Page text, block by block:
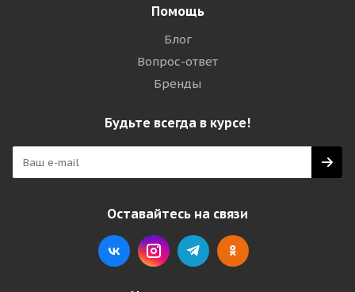
Помощь
Блог
Вопрос-ответ
Бренды
Будьте всегда в курсе!
Оставайтесь на связи